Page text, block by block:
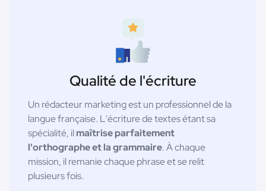
Qualité de l'écriture
Un rédacteur marketing est un professionnel de la
langue française. L'écriture de textes étant sa
spécialité, ilmaîtrise parfaitement
l'orthographe et la grammaire. À chaque
mission, il remanie chaque phrase et se relit
plusieurs fois.